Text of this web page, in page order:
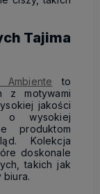
Tajima
to
z motywami
jakości
o wysokiej
produktom
Kolekcja
doskonale
takich jak